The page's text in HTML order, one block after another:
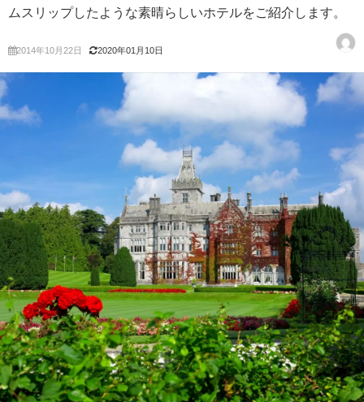
ムスリップしたような素晴らしいホテルをご紹介します。
2014年10月22日 2020年01月10日